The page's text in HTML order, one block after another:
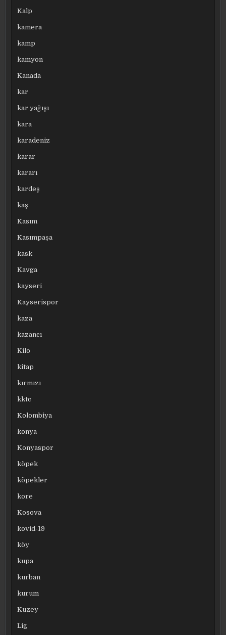
Kalp
kamera
kamp
kamyon
Kanada
kar
kar yağışı
kara
karadeniz
karar
kararı
kardeş
kaş
Kasım
Kasımpaşa
kask
Kavga
kayseri
Kayserispor
kaza
kazancı
Kilo
kitap
kırmızı
kktc
Kolombiya
konya
Konyaspor
köpek
köpekler
kore
Kosova
kovid-19
köy
kupa
kurban
kurum
Kuzey
Lig